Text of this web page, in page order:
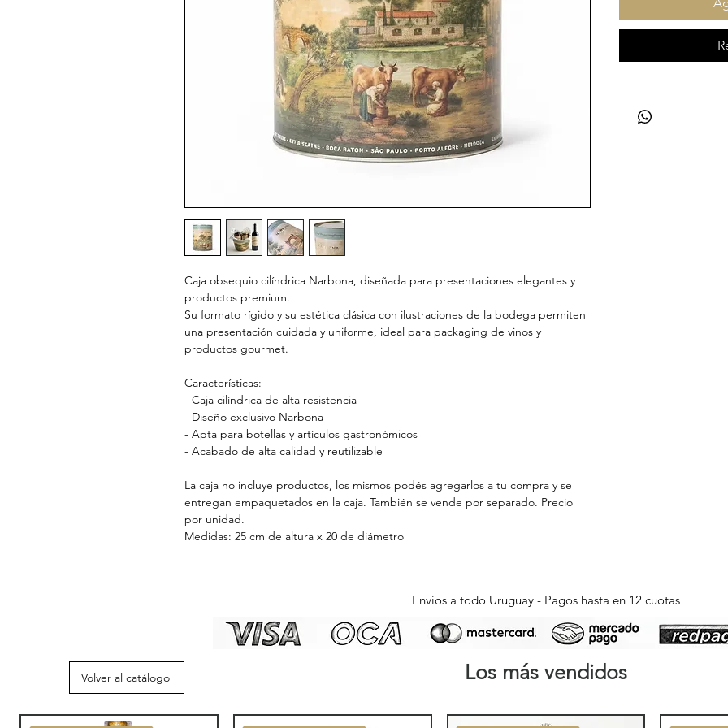
Caja obsequio cilíndrica Narbona, diseñada para presentaciones elegantes y
productos premium.
Su formato rígido y su estética clásica con ilustraciones de la bodega permiten
una presentación cuidada y uniforme, ideal para packaging de vinos y
productos gourmet.
Características:
- Caja cilíndrica de alta resistencia
- Diseño exclusivo Narbona
- Apta para botellas y artículos gastronómicos
- Acabado de alta calidad y reutilizable
La caja no incluye productos, los mismos podés agregarlos a tu compra y se
entregan empaquetados en la caja. También se vende por separado. Precio
por unidad.
Medidas: 25 cm de altura x 20 de diámetro
Envíos a todo Uruguay - Pagos hasta en 12 cuotas
Volver al catálogo Los más vendidos